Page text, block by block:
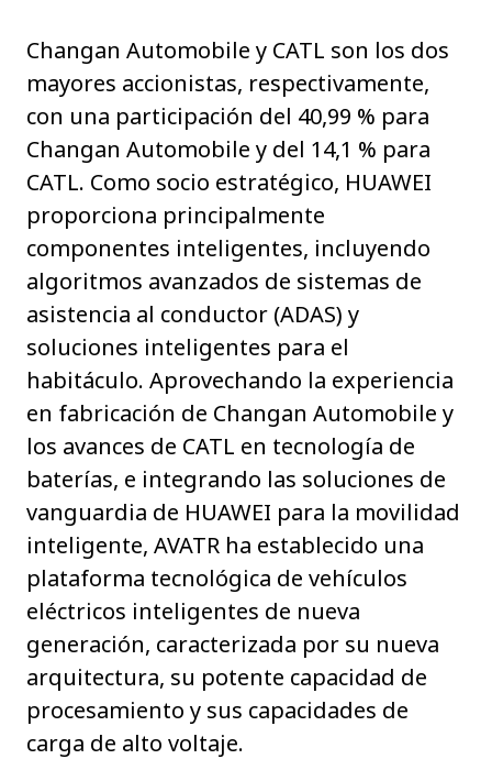
Changan Automobile y CATL son los dos
mayores accionistas, respectivamente,
con una participación del 40,99 % para
Changan Automobile y del 14,1 % para
CATL. Como socio estratégico, HUAWEI
proporciona principalmente
componentes inteligentes, incluyendo
algoritmos avanzados de sistemas de
asistencia al conductor (ADAS) y
soluciones inteligentes para el
habitáculo. Aprovechando la experiencia
en fabricación de Changan Automobile y
los avances de CATL en tecnología de
baterías, e integrando las soluciones de
vanguardia de HUAWEI para la movilidad
inteligente, AVATR ha establecido una
plataforma tecnológica de vehículos
eléctricos inteligentes de nueva
generación, caracterizada por su nueva
arquitectura, su potente capacidad de
procesamiento y sus capacidades de
carga de alto voltaje.